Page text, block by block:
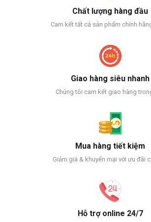
Chất lượng hàng đầu
Cam kết tất cả sản phẩm chính
Giao hàng siêu nhanh
Chúng tôi cam kết giao hàng
Mua hàng tiết kiệm
Giảm giá & khuyến mại với ưu đãi
Hỗ trợ online 24/7